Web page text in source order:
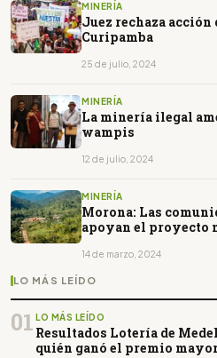
MINERÍA
Juez rechaza
Curipamba
25 de julio, 2024
MINERÍA
La minería ilegal
wampis
12 de julio, 2024
MINERÍA
Morona: Las
apoyan el proyecto
14 de marzo, 2024
LO MÁS LEÍDO
01 LO MÁS LEÍDO
Resultados Lotería de
quién ganó el premio